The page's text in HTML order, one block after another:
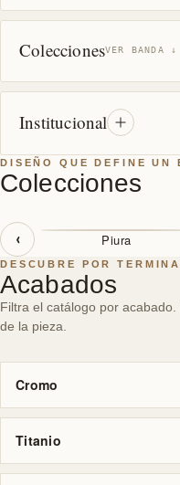
ColeccionesVER BANDA ↓
Institucional
DISEÑO QUE DEFINE UN
Colecciones
‹ Piura
DESCUBRE POR
Acabados
Filtra el catálogo por
de la pieza.
Cromo
Titanio